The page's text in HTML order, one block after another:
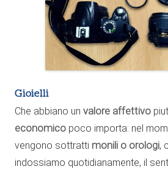
Gioielli
Che abbiano un valore affettivo
economico poco importa: nel
vengono sottratti monili o orologi,
indossiamo quotidianamente, il